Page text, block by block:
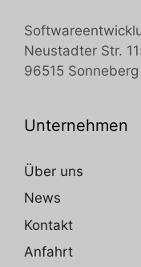
Neustadter Str.
96515 Sonneberg
Unternehmen
Über uns
News
Kontakt
Anfahrt